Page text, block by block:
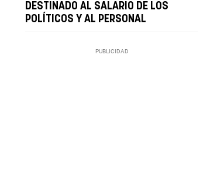
DESTINADO AL SALARIO DE LOS
POLÍTICOS Y AL PERSONAL